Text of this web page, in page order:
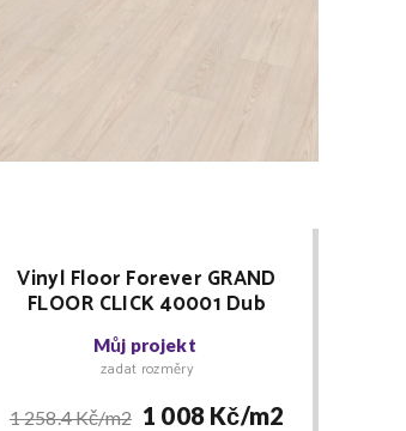
Vinyl Floor Forever GRAND
FLOOR CLICK 40001 Dub
Sněhový RIGID + lišta ZDARMA
Můj projekt
zadat rozměry
1 258.4 Kč/m2 1 008 Kč/m2